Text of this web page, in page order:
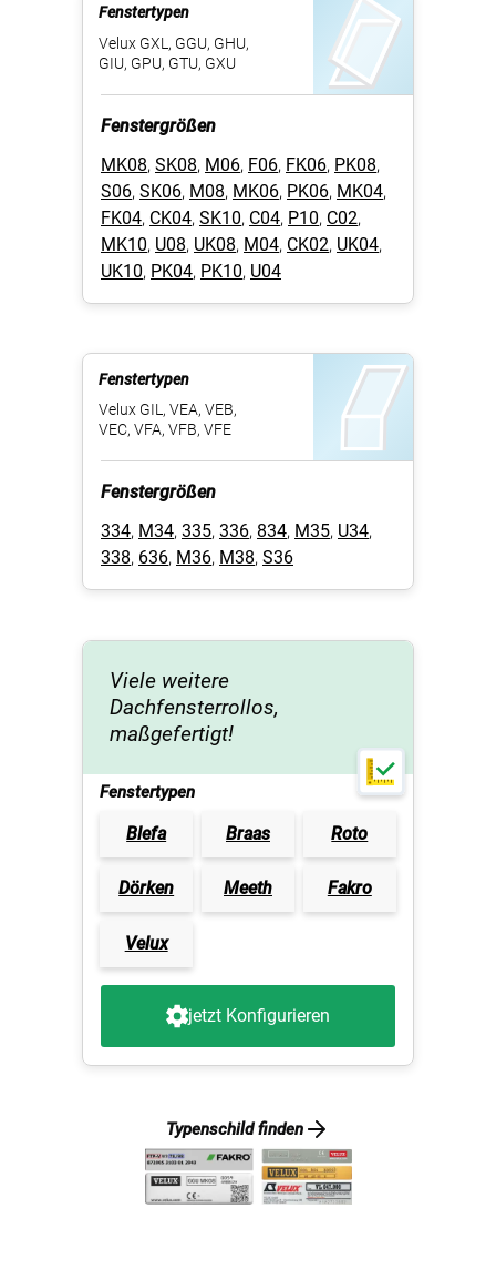
Fenstertypen
Velux GXL, GGU, GHU,
GIU, GPU, GTU, GXU
Fenstergrößen
MK08, SK08, M06, F06, FK06, PK08,
S06, SK06, M08, MK06, PK06, MK04,
FK04, CK04, SK10, C04, P10, C02,
MK10, U08, UK08, M04, CK02, UK04,
UK10, PK04, PK10, U04
Fenstertypen
Velux GIL, VEA, VEB,
VEC, VFA, VFB, VFE
Fenstergrößen
334, M34, 335, 336, 834, M35, U34,
338, 636, M36, M38, S36
Viele weitere
Dachfensterrollos,
maßgefertigt!
Fenstertypen
Blefa Braas Roto
Dörken Meeth Fakro
Velux
jetzt Konfigurieren
Typenschild finden